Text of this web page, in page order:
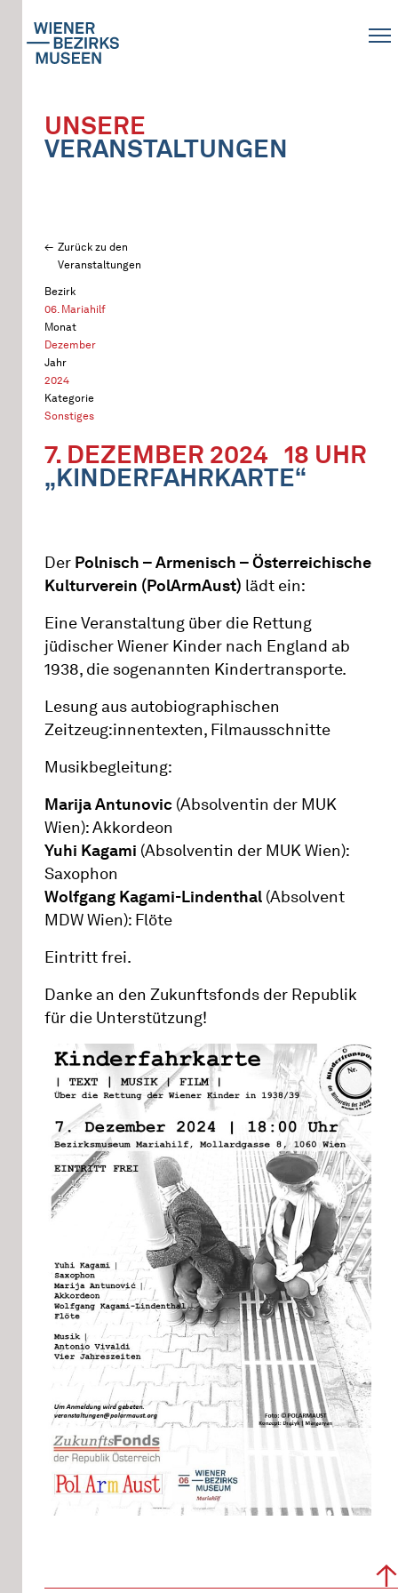
UNSERE
VERANSTALTUNGEN
Zurück zu den
Veranstaltungen
Bezirk
06. Mariahilf
Monat
Dezember
Jahr
2024
Kategorie
Sonstiges
7. DEZEMBER 2024 18 UHR
„KINDERFAHRKARTE“
Der Polnisch – Armenisch – Österreichische
Kulturverein (PolArmAust) lädt ein:
Eine Veranstaltung über die Rettung
jüdischer Wiener Kinder nach England ab
1938, die sogenannten Kindertransporte.
Lesung aus autobiographischen
Zeitzeug:innentexten, Filmausschnitte
Musikbegleitung:
Marija Antunovic (Absolventin der MUK
Wien): Akkordeon
Yuhi Kagami (Absolventin der MUK Wien):
Saxophon
Wolfgang Kagami-Lindenthal (Absolvent
MDW Wien): Flöte
Eintritt frei.
Danke an den Zukunftsfonds der Republik
für die Unterstützung!